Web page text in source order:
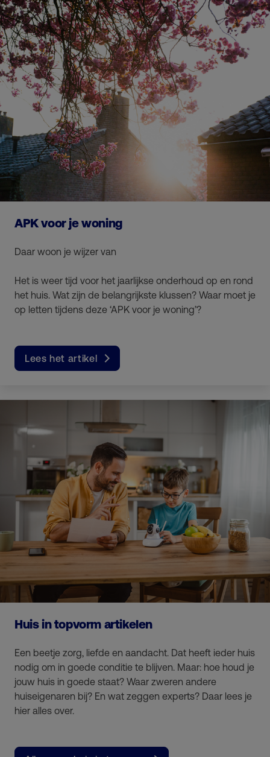
APK voor je woning
Daar woon je wijzer van
Het is weer tijd voor het jaarlijkse onderhoud op en rond
het huis. Wat zijn de belangrijkste klussen? Waar moet je
op letten tijdens deze ‘APK voor je woning’?
Lees het artikel
Huis in topvorm artikelen
Een beetje zorg, liefde en aandacht. Dat heeft ieder huis
nodig om in goede conditie te blijven. Maar: hoe houd je
jouw huis in goede staat? Waar zweren andere
huiseigenaren bij? En wat zeggen experts? Daar lees je
hier alles over.